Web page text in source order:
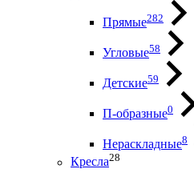
Прямые282
Угловые58
Детские59
П-образные0
Нераскладные8
Кресла28